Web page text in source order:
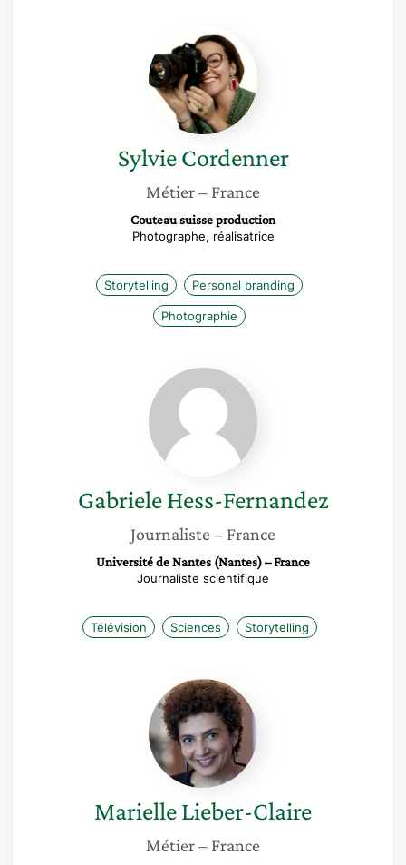
Sylvie
Cordenner
Sylvie Cordenner
Métier– France
Couteau suisse production
Photographe, réalisatrice
Storytelling Personal branding
Photographie
Gabriele
Hess-
Fernandez
Gabriele Hess-Fernandez
Journaliste – France
Université de Nantes (Nantes) – France
Journaliste scientifique
Télévision Sciences Storytelling
Marielle
Lieber-
Claire
MarielleLieber-Claire
Métier– France